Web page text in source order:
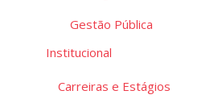
Gestão Pública
Institucional
Carreiras e Estágios